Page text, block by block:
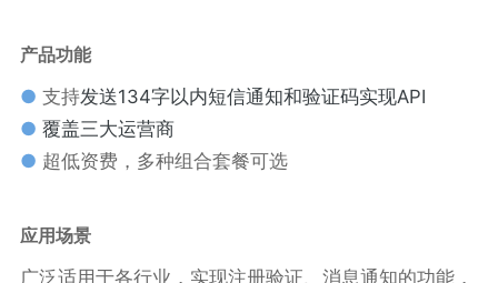
产品功能
● 支持发送134字以内短信通知和验证码实现API
● 覆盖三大运营商
● 超低资费，多种组合套餐可选
应用场景
广泛适用于各行业，实现注册验证、消息通知的功能，